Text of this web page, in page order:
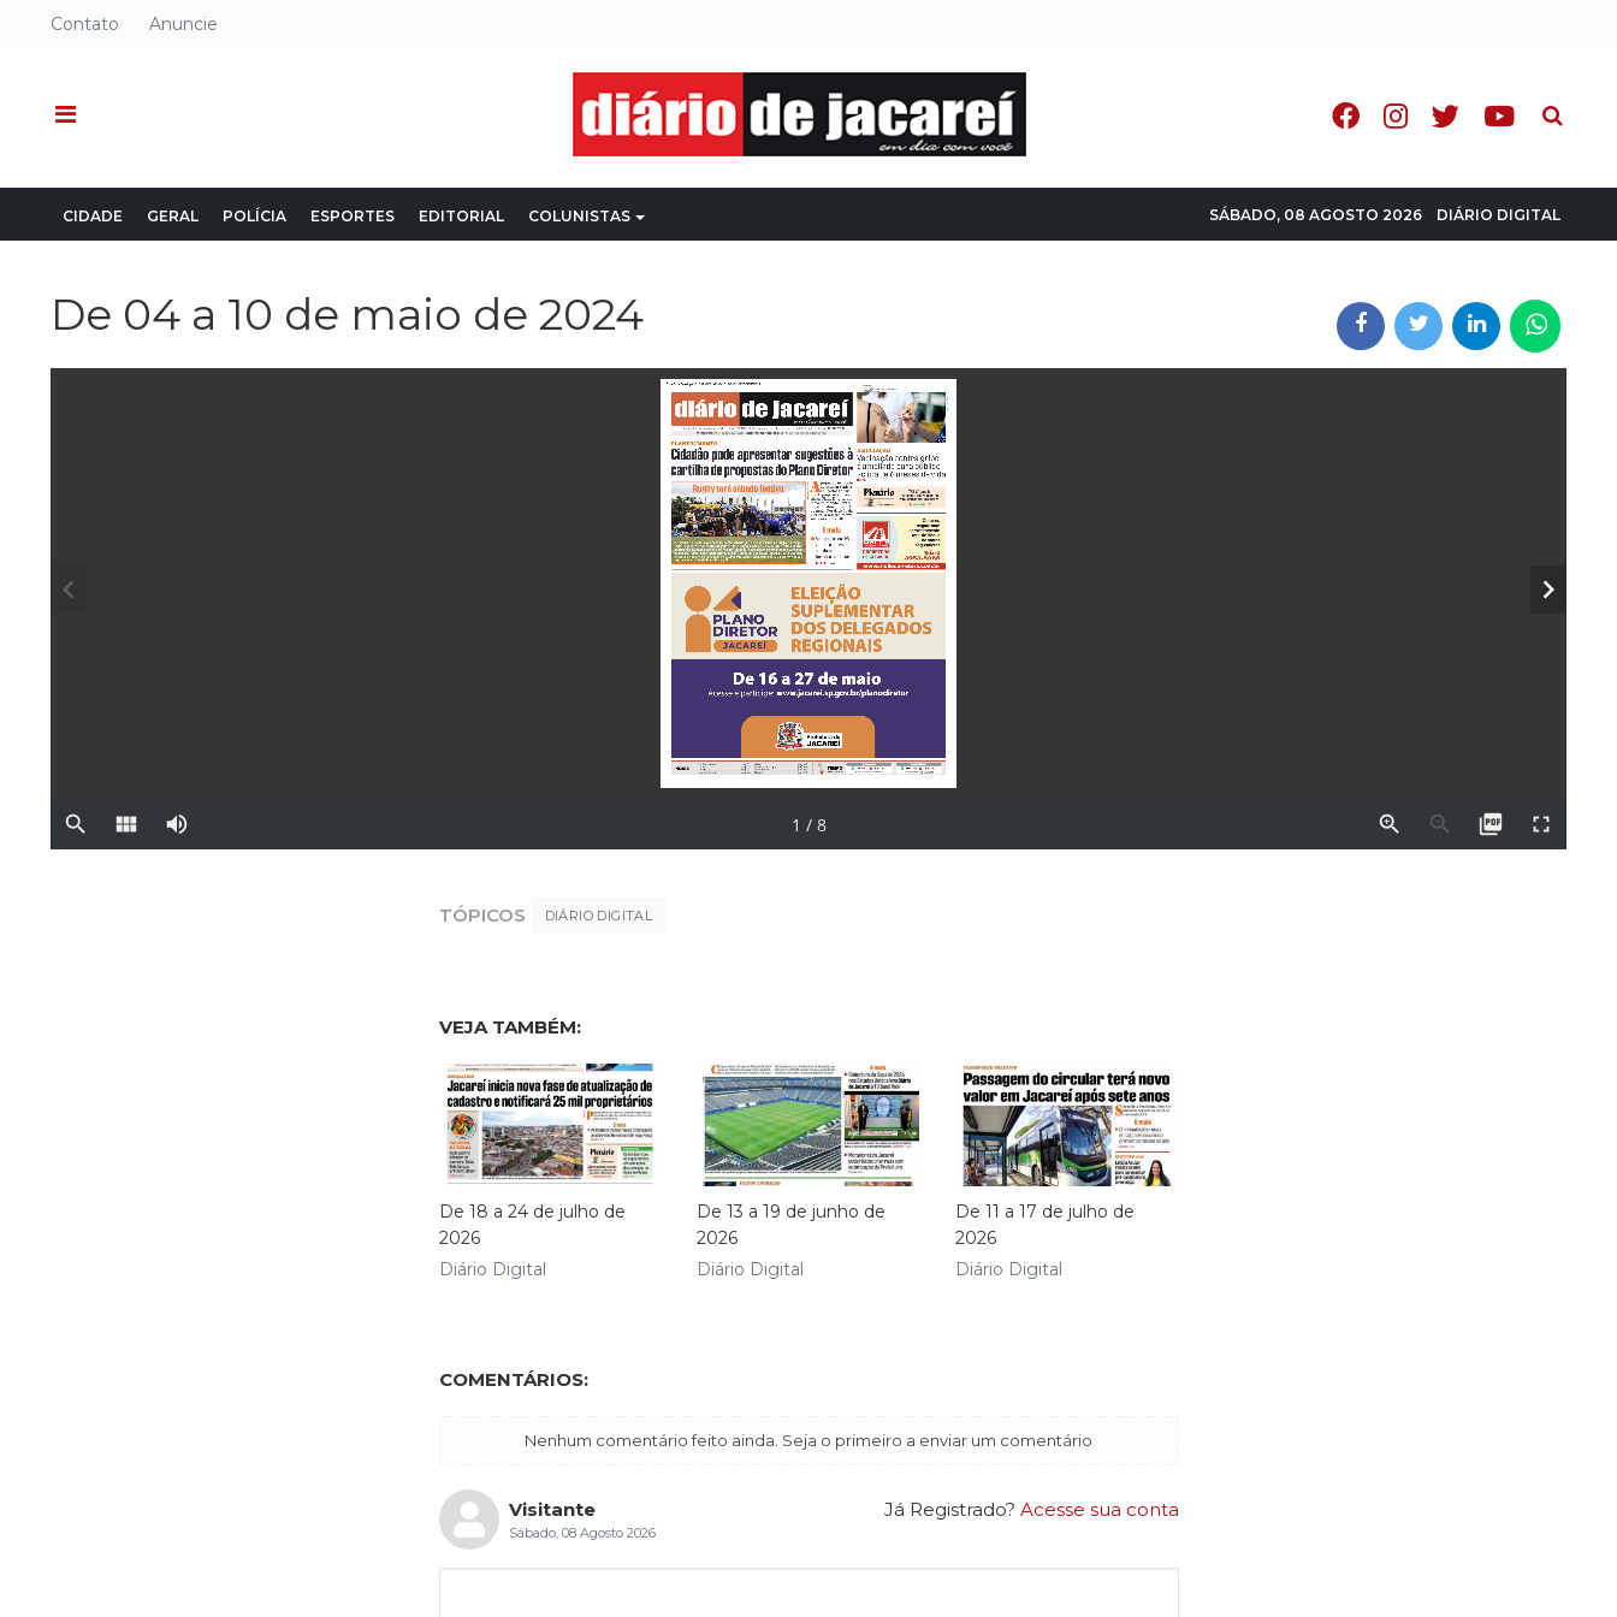
Contato Anuncie
Pesquisa
CIDADE GERAL POLÍCIA ESPORTES EDITORIAL COLUNISTAS SÁBADO, 08 AGOSTO 2026 DIÁRIO DIGITAL
De 04 a 10 de maio de 2024
TÓPICOS DIÁRIO DIGITAL
VEJA TAMBÉM:
De 18 a 24 de julho de
2026
Diário Digital
De 13 a 19 de junho de
2026
Diário Digital
De 11 a 17 de julho de
2026
Diário Digital
COMENTÁRIOS:
Nenhum comentário feito ainda. Seja o primeiro a enviar um comentário
Já Registrado? Acesse sua conta
Visitante
Sábado, 08 Agosto 2026